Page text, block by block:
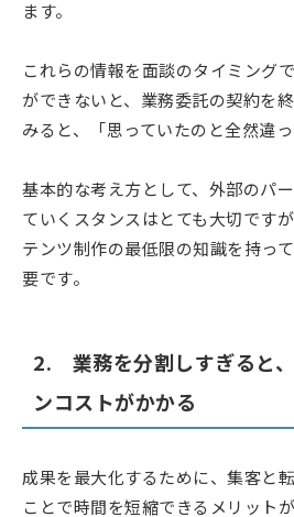
ます。
これらの情報を面談のタイミング
ができないと、業務委託の契約を
みると、「思っていたのと全然違
基本的な考え方として、外部のパ
ていくスタンスはとても大切です
テンツ制作の最低限の知識を持っ
要です。
2. 業務を分割しすぎると
ンコストがかかる
成果を最大化するために、集客と
ことで時間を短縮できるメリット